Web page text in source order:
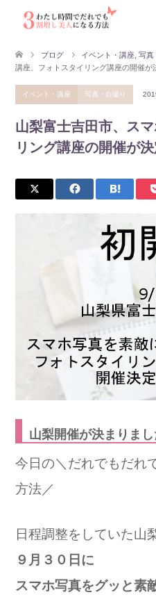
ブログ イベント・講座 写真
講座、フォトスタイリング講座の開催が
イベント・講座 写真・自撮り
山梨富士吉田市、ス
リング講座の開催が
山梨開催が決まりまし
今日の＼だれでもだれ
方法／
日程調整をしていた山
９月３０日に
スマホ写真をグッと素